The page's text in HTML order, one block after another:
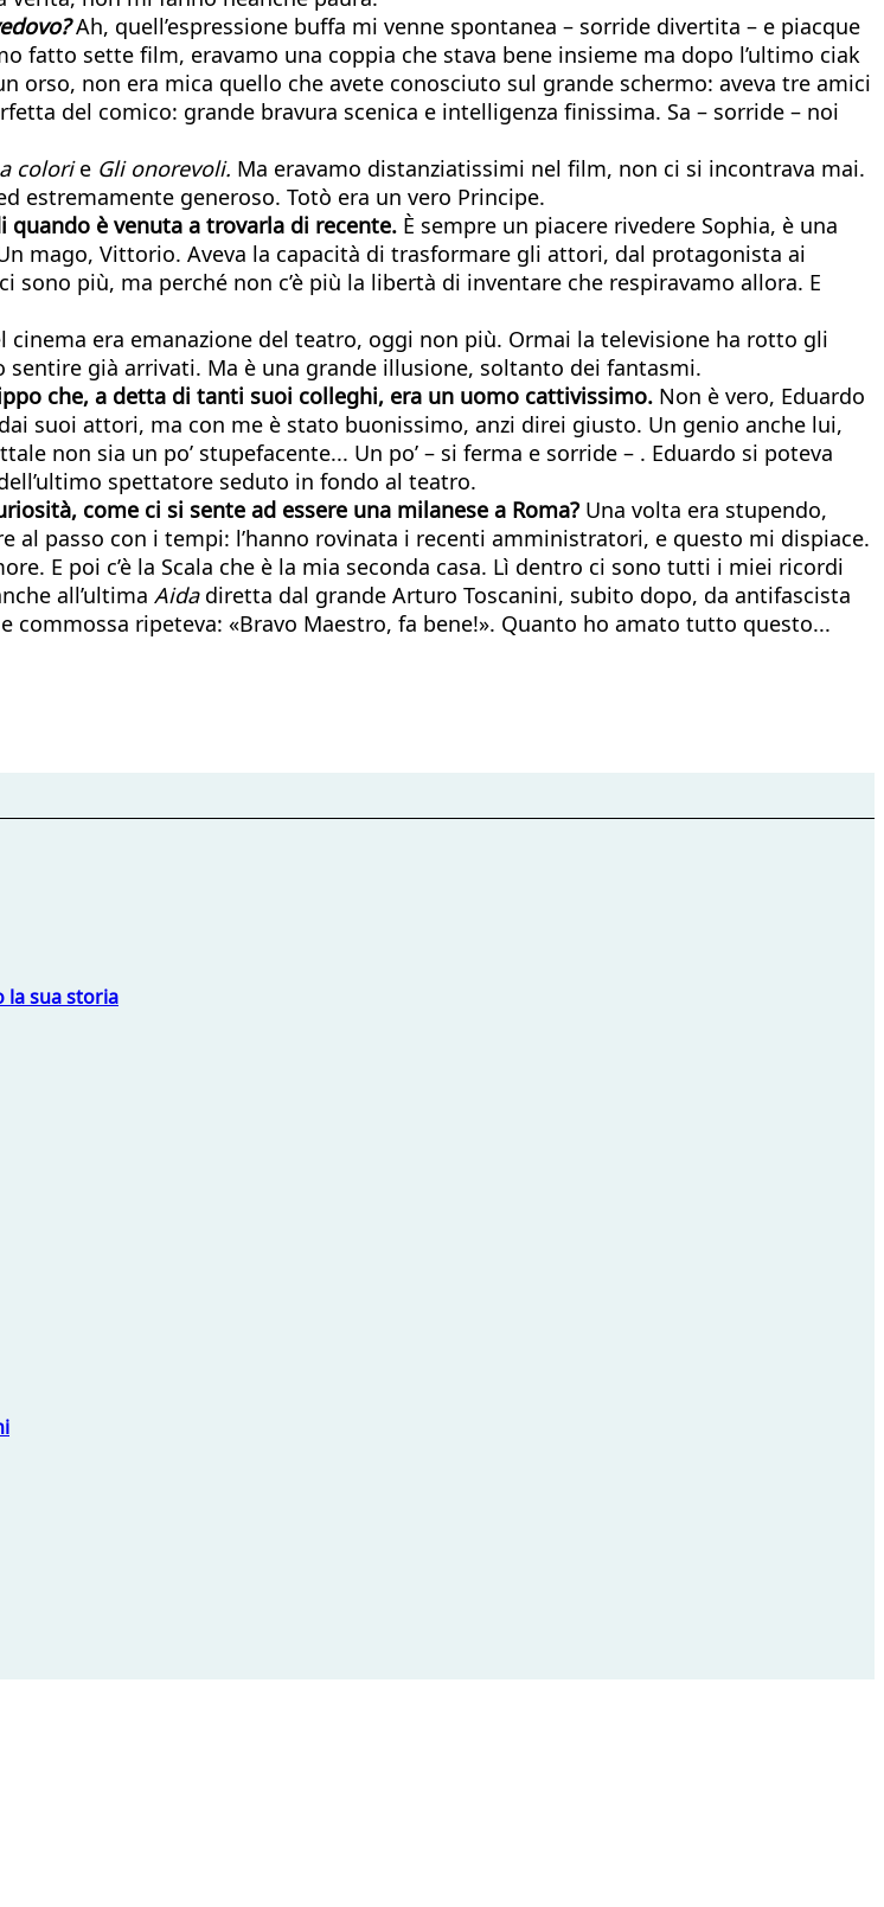
Ah, quell’espressione buffa mi venne spontanea – sorride divertita – e piacque
fatto sette film, eravamo una coppia che stava bene insieme ma dopo l’ultimo ciak
orso, non era mica quello che avete conosciuto sul grande schermo: aveva tre amici
del comico: grande bravura scenica e intelligenza finissima. Sa – sorride – noi
colorie Gli onorevoli. Ma eravamo distanziatissimi nel film, non ci si incontrava mai.
estremamente generoso. Totò era un vero Principe.
quando è venuta a trovarla di recente. È sempre un piacere rivedere Sophia, è una
mago, Vittorio. Aveva la capacità di trasformare gli attori, dal protagonista ai
più, ma perché non c’è più la libertà di inventare che respiravamo allora. E
cinema era emanazione del teatro, oggi non più. Ormai la televisione ha rotto gli
già arrivati. Ma è una grande illusione, soltanto dei fantasmi.
che, a detta di tanti suoi colleghi, era un uomo cattivissimo. Non è vero, Eduardo
suoi attori, ma con me è stato buonissimo, anzi direi giusto. Un genio anche lui,
non sia un po’ stupefacente... Un po’ – si ferma e sorride – . Eduardo si poteva
spettatore seduto in fondo al teatro.
come ci si sente ad essere una milanese a Roma? Una volta era stupendo,
al passo con i tempi: l’hanno rovinata i recenti amministratori, e questo mi dispiace.
E poi c’è la Scala che è la mia seconda casa. Lì dentro ci sono tutti i miei ricordi
all’ultima Aidadiretta dal grande Arturo Toscanini, subito dopo, da antifascista
commossa ripeteva: «Bravo Maestro, fa bene!». Quanto ho amato tutto questo...
la sua storia